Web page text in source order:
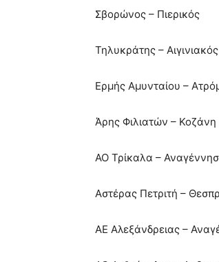
Σβορώνος – Πιερικός
Τηλυκράτης – Αιγινιακός
Ερμής Αμυνταίου –
Άρης Φιλιατών – Κοζάνη
ΑΟ Τρίκαλα –
Αστέρας Πετριτή –
ΑΕ Αλεξάνδρειας –